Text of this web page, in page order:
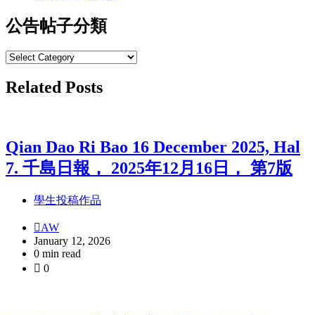
公告帖子分類
公
帖
Related Posts
Qian Dao Ri Bao 16 December 2025, Hal
7. 千島日報， 2025年12月16日， 第7版
學生投稿作品
AW
January 12, 2026
0 min read
0